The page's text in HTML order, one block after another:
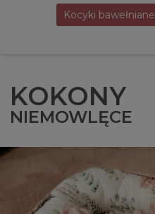
Kocyki bawełniane
KOKONY
NIEMOWLĘCE